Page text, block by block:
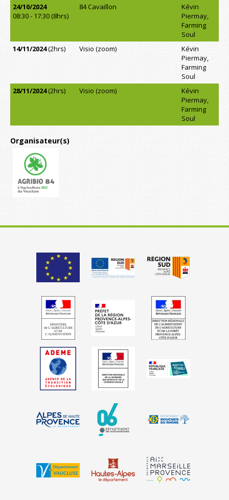
24/10/2024
08:30 - 17:30 (8hrs)
84 Cavaillon
Kévin
Piermay,
Farming
Soul
14/11/2024(2hrs) Visio (zoom)
Kévin
Piermay,
Farming
Soul
28/11/2024(2hrs) Visio (zoom)
Kévin
Piermay,
Farming
Soul
Organisateur(s)